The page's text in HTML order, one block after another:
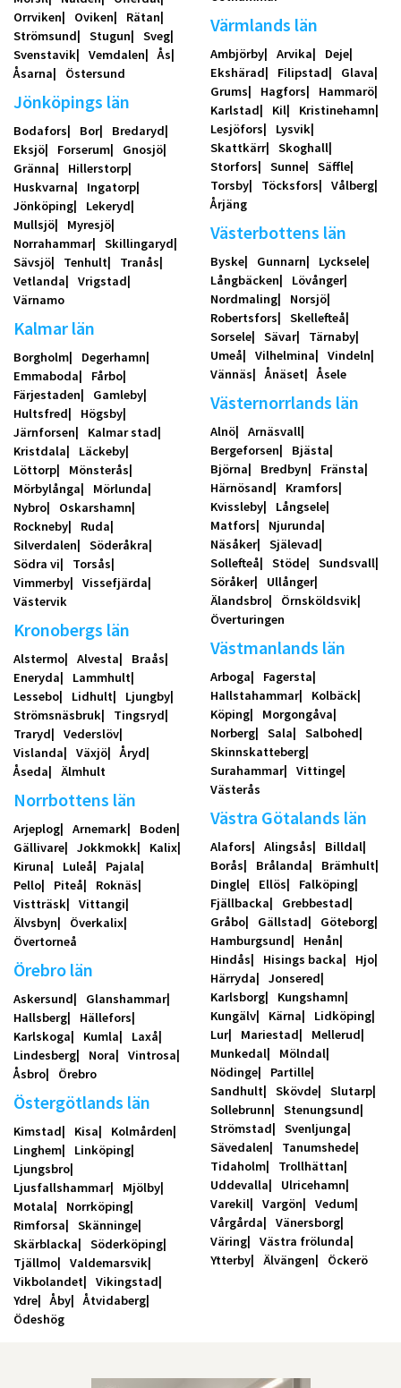
Orrviken
Oviken
Rätan
Strömsund
Stugun
Sveg
Svenstavik
Vemdalen
Ås
Åsarna
Östersund
Jönköpings län
Bodafors Bor
Bredaryd
Eksjö
Forserum
Gnosjö
Gränna
Hillerstorp
Huskvarna
Ingatorp
Jönköping
Lekeryd
Mullsjö
Myresjö
Norrahammar
Skillingaryd
Sävsjö
Tenhult
Tranås
Vetlanda
Vrigstad
Värnamo
Kalmar län
Borgholm
Degerhamn
Emmaboda
Fårbo
Färjestaden
Gamleby
Hultsfred
Högsby
Järnforsen
Kalmar stad
Kristdala
Läckeby
Löttorp
Mönsterås
Mörbylånga
Mörlunda
Nybro
Oskarshamn
Rockneby
Ruda
Silverdalen
Söderåkra
Södra vi
Torsås
Vimmerby
Vissefjärda
Västervik
Kronobergs län
Alstermo Alvesta
Braås
Eneryda
Lammhult
Lessebo
Lidhult
Ljungby
Strömsnäsbruk
Tingsryd
Traryd
Vederslöv
Vislanda
Växjö
Åryd
Åseda
Älmhult
Norrbottens län
Arjeplog Arnemark
Boden
Gällivare
Jokkmokk
Kalix
Kiruna
Luleå
Pajala
Pello
Piteå
Roknäs
Vistträsk
Vittangi
Älvsbyn
Överkalix
Övertorneå
Örebro län
Askersund
Glanshammar
Hallsberg
Hällefors
Karlskoga
Kumla
Laxå
Lindesberg
Nora
Vintrosa
Åsbro
Örebro
Östergötlands län
Kimstad Kisa
Kolmården
Linghem
Linköping
Ljungsbro
Ljusfallshammar
Mjölby
Motala
Norrköping
Rimforsa
Skänninge
Skärblacka
Söderköping
Tjällmo
Valdemarsvik
Vikbolandet
Vikingstad
Ydre
Åby
Åtvidaberg
Ödeshög
Värmlands län
Ambjörby Arvika
Deje
Ekshärad
Filipstad
Glava
Grums
Hagfors
Hammarö
Karlstad
Kil
Kristinehamn
Lesjöfors
Lysvik
Skattkärr
Skoghall
Storfors
Sunne
Säffle
Torsby
Töcksfors
Vålberg
Årjäng
Västerbottens län
Byske Gunnarn
Lycksele
Långbäcken
Lövånger
Nordmaling
Norsjö
Robertsfors
Skellefteå
Sorsele
Sävar
Tärnaby
Umeå
Vilhelmina
Vindeln
Vännäs
Ånäset Åsele
Västernorrlands län
Alnö
Arnäsvall
Bergeforsen
Bjästa
Björna
Bredbyn
Fränsta
Härnösand
Kramfors
Kvissleby
Långsele
Matfors
Njurunda
Näsåker
Själevad
Sollefteå
Stöde
Sundsvall
Söråker
Ullånger
Älandsbro
Örnsköldsvik
Överturingen
Västmanlands län
Arboga
Fagersta
Hallstahammar
Kolbäck
Köping
Morgongåva
Norberg
Sala
Salbohed
Skinnskatteberg
Surahammar
Vittinge
Västerås
Västra Götalands län
Alafors Alingsås
Billdal
Borås
Brålanda
Brämhult
Dingle
Ellös
Falköping
Fjällbacka
Grebbestad
Gråbo
Gällstad
Göteborg
Hamburgsund
Henån
Hindås
Hisings backa
Hjo
Härryda
Jonsered
Karlsborg
Kungshamn
Kungälv
Kärna
Lidköping
Lur
Mariestad
Mellerud
Munkedal
Mölndal
Nödinge
Partille
Sandhult
Skövde
Slutarp
Sollebrunn
Stenungsund
Strömstad
Svenljunga
Sävedalen
Tanumshede
Tidaholm
Trollhättan
Uddevalla
Ulricehamn
Varekil
Vargön
Vedum
Vårgårda
Vänersborg
Väring
Västra frölunda
Ytterby
Älvängen Öckerö